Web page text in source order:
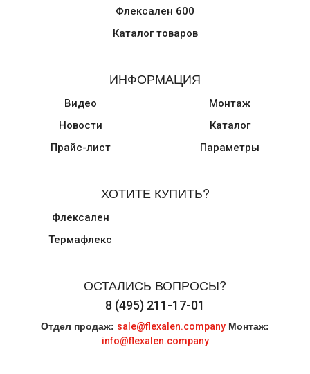
Флексален 600
Каталог товаров
ИНФОРМАЦИЯ
Видео
Новости
Прайс-лист
Монтаж
Каталог
Параметры
ХОТИТЕ КУПИТЬ?
Флексален
Термафлекс
ОСТАЛИСЬ ВОПРОСЫ?
8 (495) 211-17-01
Отдел продаж: sale@flexalen.company Монтаж:
info@flexalen.company